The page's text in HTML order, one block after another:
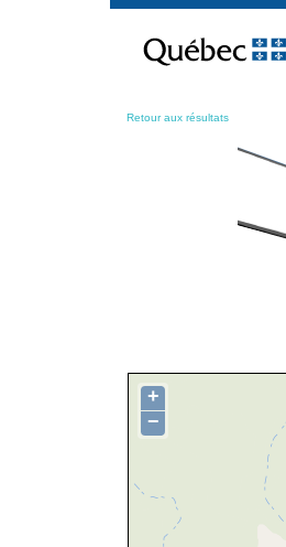
contenu
Retour aux résultats
+
−